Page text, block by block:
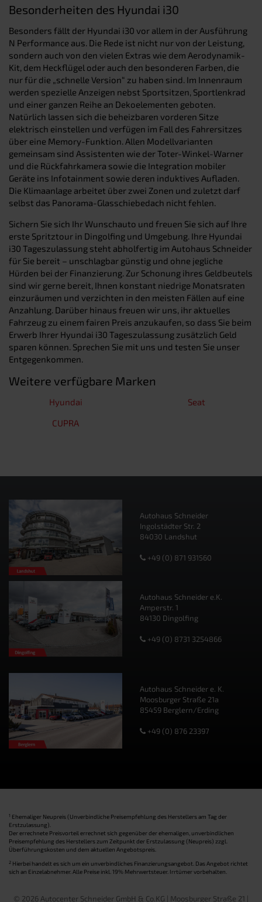
Besonderheiten des Hyundai i30
Besonders fällt der Hyundai i30 vor allem in der Ausführung
N Performance aus. Die Rede ist nicht nur von der Leistung,
sondern auch von den vielen Extras wie dem Aerodynamik-
Kit, dem Heckflügel oder auch den besonderen Farben, die
nur für die „schnelle Version“ zu haben sind. Im Innenraum
werden spezielle Anzeigen nebst Sportsitzen, Sportlenkrad
und einer ganzen Reihe an Dekoelementen geboten.
Natürlich lassen sich die beheizbaren vorderen Sitze
elektrisch einstellen und verfügen im Fall des Fahrersitzes
über eine Memory-Funktion. Allen Modellvarianten
gemeinsam sind Assistenten wie der Toter-Winkel-Warner
und die Rückfahrkamera sowie die Integration mobiler
Geräte ins Infotainment sowie deren induktives Aufladen.
Die Klimaanlage arbeitet über zwei Zonen und zuletzt darf
selbst das Panorama-Glasschiebedach nicht fehlen.
Sichern Sie sich Ihr Wunschauto und freuen Sie sich auf Ihre
erste Spritztour in Dingolfing und Umgebung. Ihre Hyundai
i30 Tageszulassung steht abholfertig im Autohaus Schneider
für Sie bereit – unschlagbar günstig und ohne jegliche
Hürden bei der Finanzierung. Zur Schonung ihres Geldbeutels
sind wir gerne bereit, Ihnen konstant niedrige Monatsraten
einzuräumen und verzichten in den meisten Fällen auf eine
Anzahlung. Darüber hinaus freuen wir uns, ihr aktuelles
Fahrzeug zu einem fairen Preis anzukaufen, so dass Sie beim
Erwerb Ihrer Hyundai i30 Tageszulassung zusätzlich Geld
sparen können. Sprechen Sie mit uns und testen Sie unser
Entgegenkommen.
Weitere verfügbare Marken
Hyundai
Seat
CUPRA
Autohaus Schneider
Ingolstädter Str. 2
84030 Landshut
+49 (0) 871 931560
Autohaus Schneider e.K.
Amperstr. 1
84130 Dingolfing
+49 (0) 8731 3254866
Autohaus Schneider e. K.
Moosburger Straße 21a
85459 Berglern/Erding
+49 (0) 876 23397
1 Ehemaliger Neupreis (Unverbindliche Preisempfehlung des Herstellers am Tag der
Erstzulassung).
Der errechnete Preisvorteil errechnet sich gegenüber der ehemaligen, unverbindlichen
Preisempfehlung des Herstellers zum Zeitpunkt der Erstzulassung (Neupreis) zzgl.
Überführungskosten und dem aktuellen Angebotspreis.
2 Hierbei handelt es sich um ein unverbindliches Finanzierungsangebot. Das Angebot richtet
sich an Einzelabnehmer. Alle Preise inkl. 19% Mehrwertsteuer. Irrtümer vorbehalten.
© 2026 Autocenter Schneider GmbH & Co.KG | Moosburger Straße 21 |